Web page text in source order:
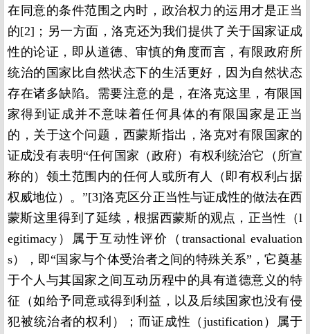
在同意的条件范围之内时，政治权力的运用才是正当
的[2]；另一方面，洛克还为我们提供了关于国家证成
性的论证，即从道德、审慎的角度而言，有限政府所
统治的国家比自然状态下的生活更好，因为自然状态
存在诸多缺陷。需要注意的是，在洛克这里，有限国
家得到证成并不意味着任何具体的有限国家是正当
的，关于这个问题，西蒙斯指出，洛克对有限国家的
证成没有表明“任何国家（政府）有权利统治它（所宣
称的）领土范围内的任何人或所有人（即有权利占据
权威地位）。”[3]洛克区分正当性与证成性的做法在西
蒙斯这里得到了延续，根据西蒙斯的观点，正当性（l
egitimacy）属于互动性评价（transactional evaluation
s），即“国家与个体受治者之间的特殊关系”，它奠基
于个人与其国家之间互动历程中的具有道德意义的特
征（如给予同意或得到利益，以及后续国家也没有侵
犯被统治者的权利）；而证成性（justification）属于